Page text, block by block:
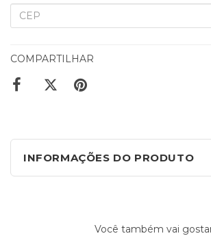
COMPARTILHAR
INFORMAÇÕES DO PRODUTO
Você também vai